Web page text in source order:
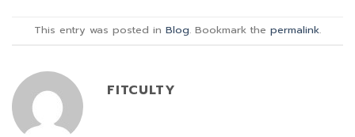
This entry was posted in Blog. Bookmark the permalink.
FITCULTY